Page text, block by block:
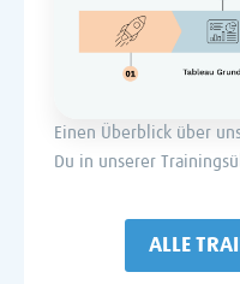
Einen Überblick über
Du in unserer
ALLE